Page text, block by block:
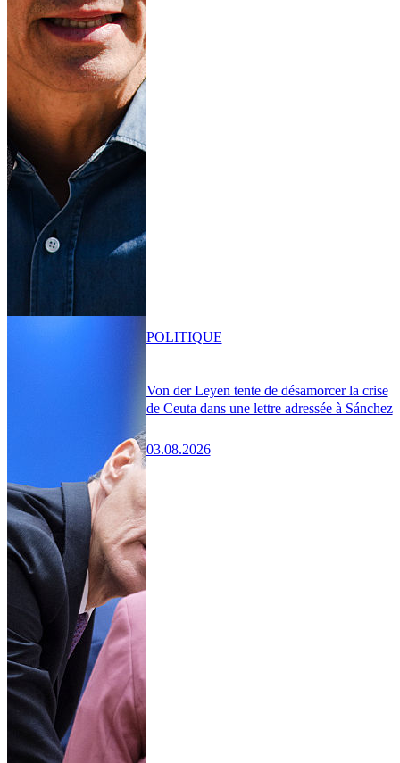
Von der Leyen tente de désamorcer la crise
de Ceuta dans une lettre adressée à Sánchez
03.08.2026
POLITIQUE